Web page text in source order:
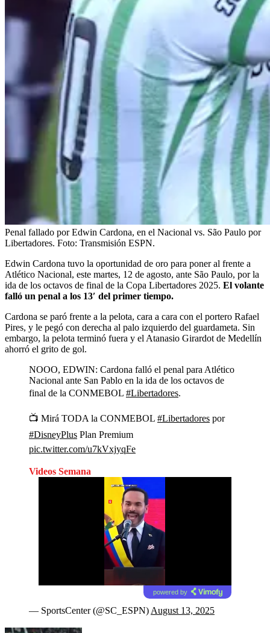
Penal fallado por Edwin Cardona, en el Nacional vs. São Paulo por
Libertadores. Foto: Transmisión ESPN.
Edwin Cardona tuvo la oportunidad de oro para poner al frente a
Atlético Nacional, este martes, 12 de agosto, ante São Paulo, por la
ida de los octavos de final de la Copa Libertadores 2025. El volante
falló un penal a los 13′ del primer tiempo.
Cardona se paró frente a la pelota, cara a cara con el portero Rafael
Pires, y le pegó con derecha al palo izquierdo del guardameta. Sin
embargo, la pelota terminó fuera y el Atanasio Girardot de Medellín
ahorró el grito de gol.
NOOO, EDWIN: Cardona falló el penal para Atlético
Nacional ante San Pablo en la ida de los octavos de
final de la CONMEBOL #Libertadores.
📺 Mirá TODA la CONMEBOL #Libertadores por
#DisneyPlus Plan Premium
pic.twitter.com/u7kVxjyqFe
Videos Semana
powered by
— SportsCenter (@SC_ESPN)August 13, 2025